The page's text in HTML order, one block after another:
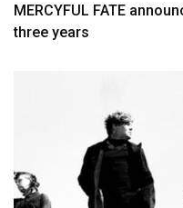
MERCYFUL FATE
three years